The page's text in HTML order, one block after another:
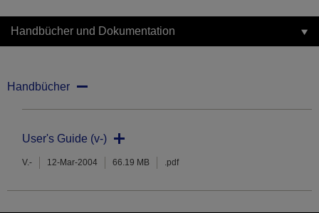
Handbücher und Dokumentation
Handbücher
User's Guide (v-)
V.- 12-Mar-2004 66.19 MB .pdf